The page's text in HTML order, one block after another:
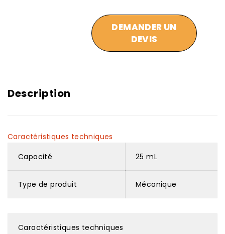
DEMANDER UN
DEVIS
Description
Caractéristiques techniques
Capacité
25 mL
Type de produit Mécanique
Caractéristiques techniques